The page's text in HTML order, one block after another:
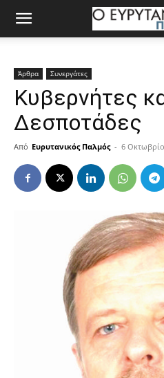
Άρθρα Συνεργάτες
Κυβερνήτες
Δεσποτάδες
Από Ευρυτανικός Παλμός - 6